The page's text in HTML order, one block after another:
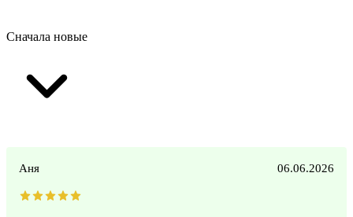
Сначала новые
Аня 06.06.2026